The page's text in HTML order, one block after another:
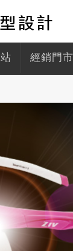
經銷門市